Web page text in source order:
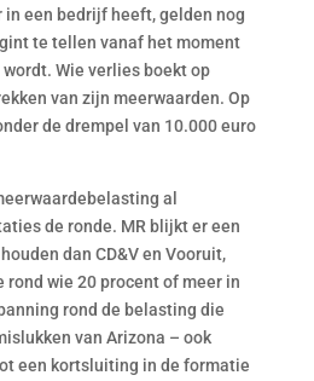
in een bedrijf heeft, gelden nog
te tellen vanaf het moment
Wie verlies boekt op
van zijn meerwaarden. Op
de drempel van 10.000 euro
al
de ronde. MR blijkt er een
dan CD&V en Vooruit,
rond wie 20 procent of meer in
rond de belasting die
van Arizona – ook
een kortsluiting in de formatie